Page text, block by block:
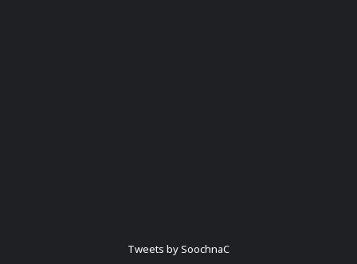
Tweets by SoochnaC